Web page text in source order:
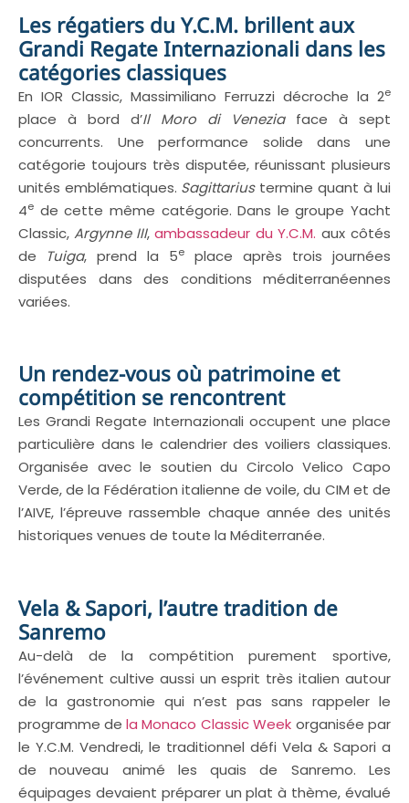
Les régatiers du Y.C.M. brillent aux
Grandi Regate Internazionali dans les
catégories classiques
En IOR Classic, Massimiliano Ferruzzi décroche la 2e
place à bord d’Il Moro di Venezia face à sept
concurrents. Une performance solide dans une
catégorie toujours très disputée, réunissant plusieurs
unités emblématiques. Sagittariustermine quant à lui
4e de cette même catégorie. Dans le groupe Yacht
Classic, Argynne III, ambassadeur du Y.C.M. aux côtés
de
Tuiga, prend la 5e
place après trois journées
disputées dans des conditions méditerranéennes
variées.
Un rendez-vous où patrimoine et
compétition se rencontrent
Les Grandi Regate Internazionali occupent une place
particulière dans le calendrier des voiliers classiques.
Organisée avec le soutien du Circolo Velico Capo
Verde, de la Fédération italienne de voile, du CIM et de
l’AIVE, l’épreuve rassemble chaque année des unités
historiques venues de toute la Méditerranée.
Vela & Sapori, l’autre tradition de
Sanremo
Au-delà de la compétition purement sportive,
l’événement cultive aussi un esprit très italien autour
de la gastronomie qui n’est pas sans rappeler le
programme de la Monaco Classic Week organisée par
le Y.C.M. Vendredi, le traditionnel défi Vela & Sapori a
de nouveau animé les quais de Sanremo. Les
équipages devaient préparer un plat à thème, évalué